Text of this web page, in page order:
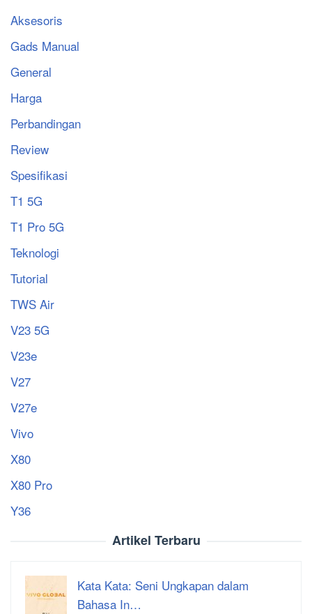
Aksesoris
Gads Manual
General
Harga
Perbandingan
Review
Spesifikasi
T1 5G
T1 Pro 5G
Teknologi
Tutorial
TWS Air
V23 5G
V23e
V27
V27e
Vivo
X80
X80 Pro
Y36
Artikel Terbaru
Kata Kata: Seni Ungkapan dalam
Bahasa In…